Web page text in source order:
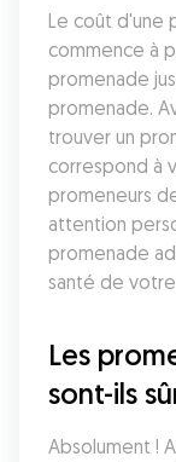
Le coût d'une
commence à
promenade
promenade.
trouver un
correspond à
promeneurs
attention
promenade
santé de votre
Les
sont-ils
Absolument !